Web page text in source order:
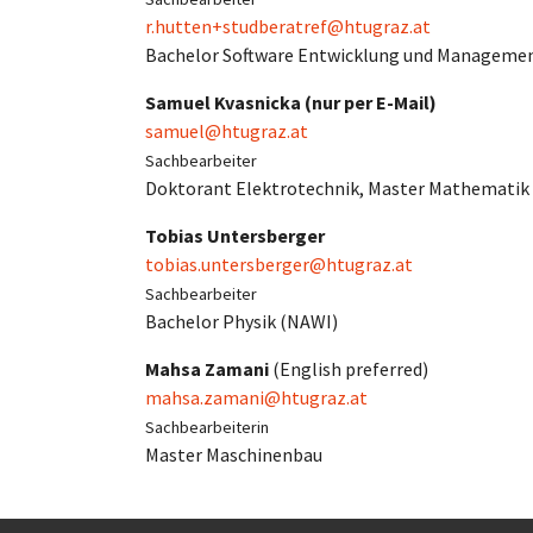
r.hutten+studberatref@htugraz.at
Bachelor Software Entwicklung und
Samuel Kvasnicka (nur per E-Mail)
samuel@htugraz.at
Sachbearbeiter
Doktorant Elektrotechnik, Master Mathematik
Tobias Untersberger
tobias.untersberger@htugraz.at
Sachbearbeiter
Bachelor Physik (NAWI)
Mahsa Zamani (English preferred)
mahsa.zamani@htugraz.at
Sachbearbeiterin
Master Maschinenbau